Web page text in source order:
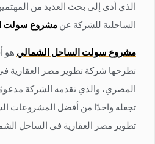
الذي أدى إلى بحث العديد من
الساحلية للشركة عنمشروعسولت
مشروعسولت الساحل الشماليهو
تطرحها شركة تطوير مصر العقارية
المصري، والذي تقدمه الشركة
تجعله واحدًا من أفضل المشروعات
تطوير مصر العقارية في الساحل